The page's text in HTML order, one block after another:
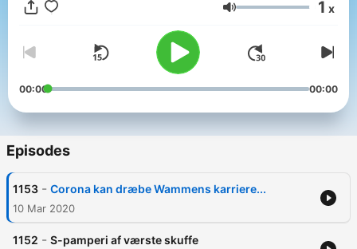
Volume 1 x
00:00 00:00
Episodes
1153 - Corona kan dræbe Wammens karriere...
10 Mar 2020
1152 - S-pamperi af værste skuffe